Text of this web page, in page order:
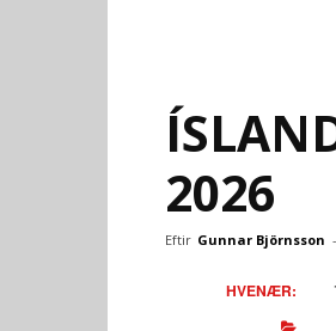
2026
Eftir Gunnar Björnsson -
HVENÆR: